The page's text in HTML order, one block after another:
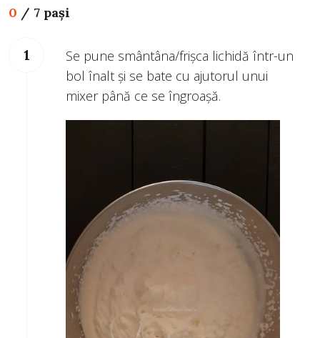
0 / 7 pași
Se pune smântâna/frișca lichidă într-un
bol înalt și se bate cu ajutorul unui
mixer până ce se îngroașă.